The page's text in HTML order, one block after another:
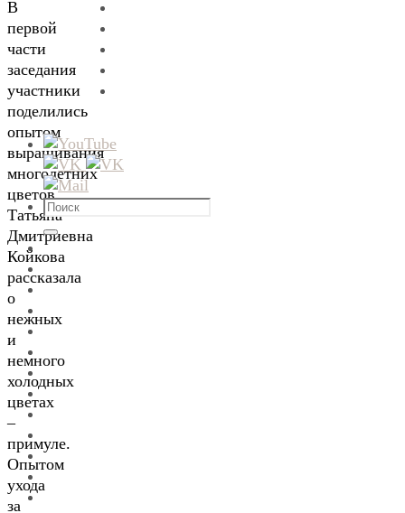
В
первой
части
заседания
участники
поделились
опытом
выращивания
многолетних
цветов.
Татьяна
Дмитриевна
Койкова
рассказала
о
нежных
и
немного
холодных
цветах
–
примуле.
Опытом
ухода
за
Что
искать:
Поиск